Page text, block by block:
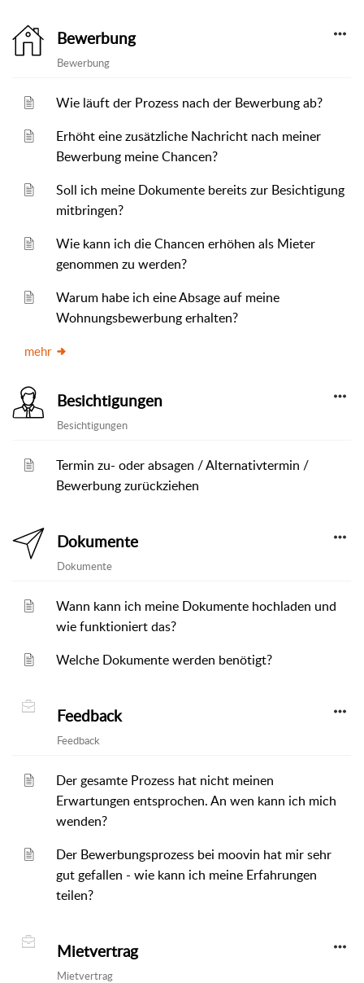
Bewerbung
Bewerbung
Wie läuft der Prozess nach der Bewerbung ab?
Erhöht eine zusätzliche Nachricht nach meiner
Bewerbung meine Chancen?
Soll ich meine Dokumente bereits zur Besichtigung
mitbringen?
Wie kann ich die Chancen erhöhen als Mieter
genommen zu werden?
Warum habe ich eine Absage auf meine
Wohnungsbewerbung erhalten?
mehr
Besichtigungen
Besichtigungen
Termin zu- oder absagen / Alternativtermin /
Bewerbung zurückziehen
Dokumente
Dokumente
Wann kann ich meine Dokumente hochladen und
wie funktioniert das?
Welche Dokumente werden benötigt?
Feedback
Feedback
Der gesamte Prozess hat nicht meinen
Erwartungen entsprochen. An wen kann ich mich
wenden?
Der Bewerbungsprozess bei moovin hat mir sehr
gut gefallen - wie kann ich meine Erfahrungen
teilen?
Mietvertrag
Mietvertrag